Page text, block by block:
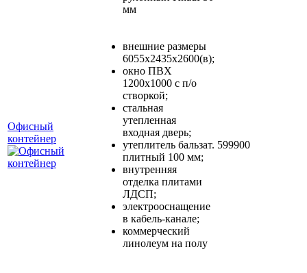
мм
Офисный
контейнер
внешние размеры
6055х2435х2600(в);
окно ПВХ
1200х1000 с п/о
створкой;
стальная
утепленная
входная дверь;
утеплитель бальзат.
плитный 100 мм;
внутренняя
отделка плитами
ЛДСП;
электрооснащение
в кабель-канале;
коммерческий
линолеум на полу
599900